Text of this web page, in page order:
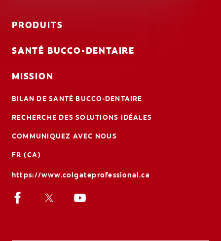
PRODUITS
SANTÉ BUCCO-DENTAIRE
MISSION
BILAN DE SANTÉ BUCCO-DENTAIRE
RECHERCHE DES SOLUTIONS IDÉALES
COMMUNIQUEZ AVEC NOUS
FR (CA)
https://www.colgateprofessional.ca